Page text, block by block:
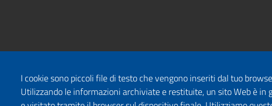
I cookie sono piccoli file di testo che vengono inseriti dal tuo
Utilizzando le informazioni archiviate e restituite, un sito Web è